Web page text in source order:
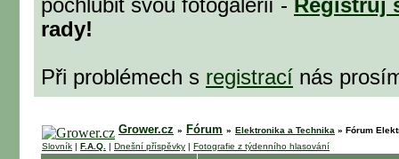
pochlubit svou fotogalerií - Registruj
rady!
Při problémech s registrací nás
Grower.cz » Fórum » Elektronika a Technika » Fórum
Slovník | F.A.Q. | Dnešní příspěvky | Fotografie z týdenního hlasování